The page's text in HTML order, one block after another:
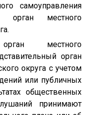
самоуправления
орган местного
местного
орган
округа с учетом
или публичных
общественных
принимают